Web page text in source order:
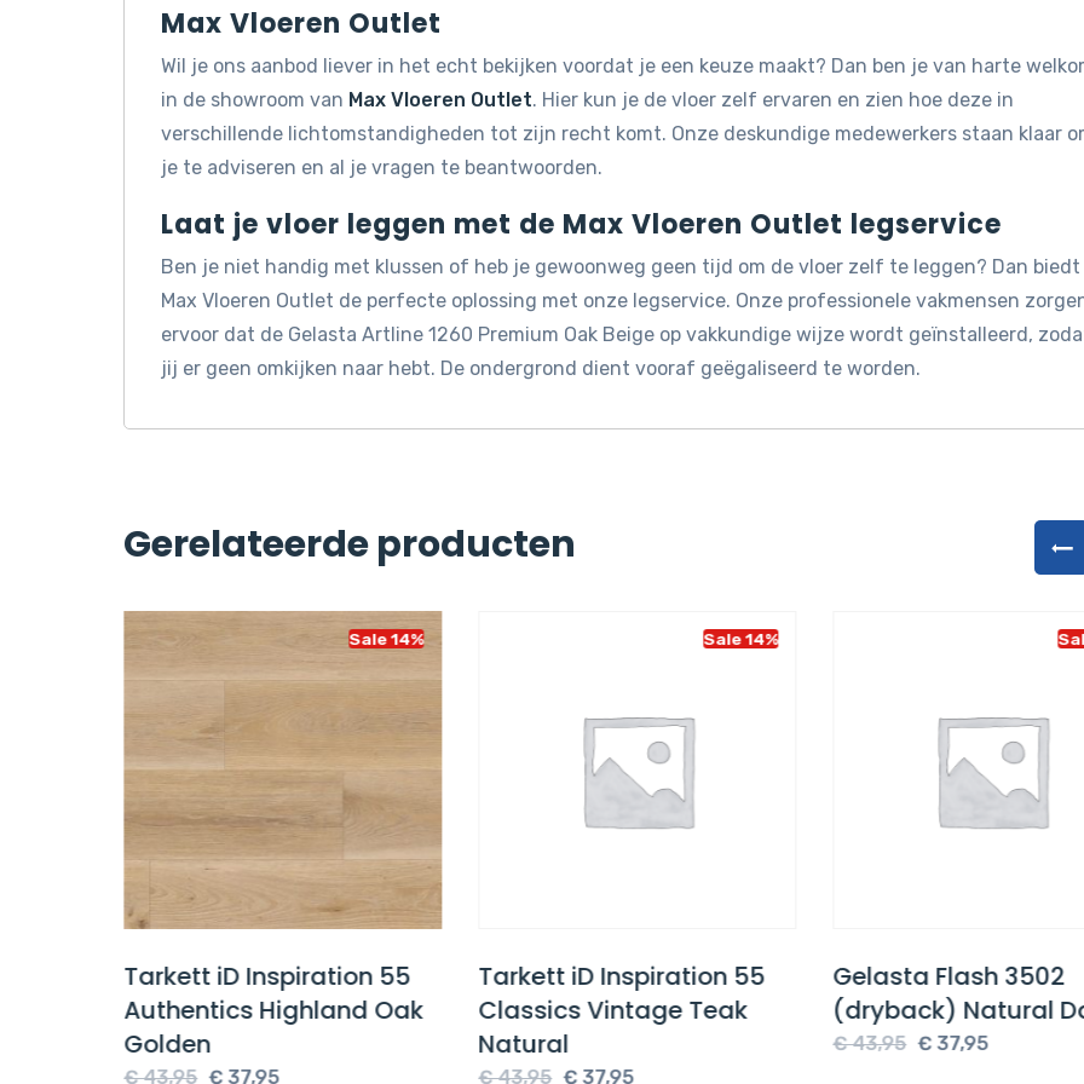
Max Vloeren Outlet
Wil je ons aanbod liever in het echt bekijken voordat je een keuze maakt? Dan ben je van harte
in de showroom van Max Vloeren Outlet. Hier kun je de vloer zelf ervaren en zien hoe deze in
verschillende lichtomstandigheden tot zijn recht komt. Onze deskundige medewerkers staan klaar
je te adviseren en al je vragen te beantwoorden.
Laat je vloer leggen met de Max Vloeren Outlet legservice
Ben je niet handig met klussen of heb je gewoonweg geen tijd om de vloer zelf te leggen? Dan biedt
Max Vloeren Outlet de perfecte oplossing met onze legservice. Onze professionele vakmensen
ervoor dat de Gelasta Artline 1260 Premium Oak Beige op vakkundige wijze wordt geïnstalleerd,
jij er geen omkijken naar hebt. De ondergrond dient vooraf geëgaliseerd te worden.
Gerelateerde producten
Sale 14%
Tarkett iD Inspiration 55
Authentics Highland Oak
Golden
€43,95 Oorspronkelijke
€ 37,95Huidige
Sale 14%
Tarkett iD Inspiration 55
Classics Vintage Teak
Natural
€43,95 Oorspronkelijke
€ 37,95Huidige
Gelasta Flash 3502
(dryback) Natural
€43,95 Oorspronkelijke
€ 37,95Huidige